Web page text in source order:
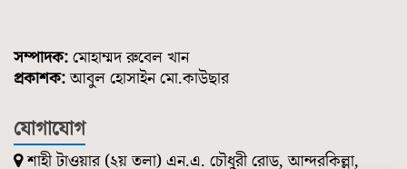
সম্পাদক: মোহাম্মদ রুবেল খান
প্রকাশক:আবুল হোসাইন মো.কাউছার
যোগাযোগ
শাহী টাওয়ার (২য় তলা) এন.এ. চৌধুরী রোড, আন্দরকিল্লা,